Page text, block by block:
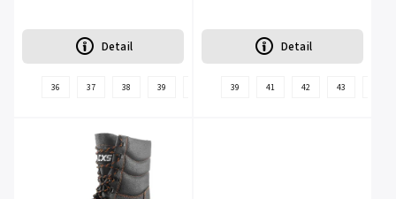
Detail
36 37 38 39 41 42 43 44
Detail
39 41 42 43